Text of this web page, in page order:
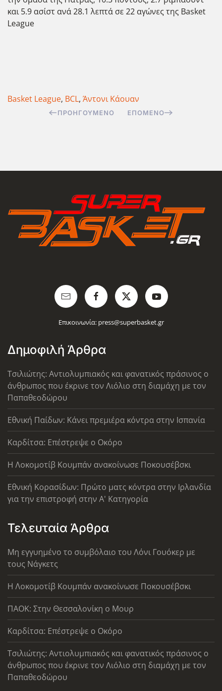
και 5.9 ασίστ ανά 28.1 λεπτά σε 22 αγώνες της Basket
League
Basket League, BCL, Άντονι Κάουαν
ΠΡΟΗΓΟΎΜΕΝΟ ΕΠΌΜΕΝΟ
Επικοινωνία: press@superbasket.gr
Δημοφιλή Άρθρα
Τσιλιώτης: Αντιολυμπιακός και φανατικός πράσινος ο
άνθρωπος που έκρινε τον Λιόλιο στη διαμάχη με τον
Παπαθεοδώρου
Εθνική Παίδων: Κάνει πρεμιέρα κόντρα στην Ισπανία
Καρδίτσα: Επέστρεψε ο Οκόρο
Η Λοκομοτίβ Κουμπάν ανακοίνωσε Ποκουσέβσκι
Εθνική Κορασίδων: Πρώτο ματς κόντρα στην Ιρλανδία
για την επιστροφή στην Α' Κατηγορία
Τελευταία Άρθρα
Μη εγγυημένο το συμβόλαιο του Λόνι Γουόκερ με
τους Νάγκετς
Η Λοκομοτίβ Κουμπάν ανακοίνωσε Ποκουσέβσκι
ΠΑΟΚ: Στην Θεσσαλονίκη ο Μουρ
Καρδίτσα: Επέστρεψε ο Οκόρο
Τσιλιώτης: Αντιολυμπιακός και φανατικός πράσινος ο
άνθρωπος που έκρινε τον Λιόλιο στη διαμάχη με τον
Παπαθεοδώρου